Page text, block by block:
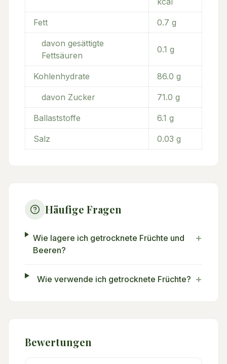
Fett 0.7 g
davon gesättigte
Fettsäuren
0.1 g
Kohlenhydrate 86.0 g
davon Zucker 71.0 g
Ballaststoffe 6.1 g
Salz 0.03 g
Häufige Fragen
Wie lagere ich getrocknete Früchte und
Beeren?
+
Wie verwende ich getrocknete Früchte? +
Bewertungen